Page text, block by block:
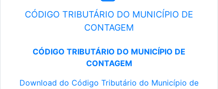
CÓDIGO TRIBUTÁRIO DO MUNICÍPIO DE
CONTAGEM
CÓDIGO TRIBUTÁRIO DO MUNICÍPIO DE
CONTAGEM
Download do Código Tributário do Município de